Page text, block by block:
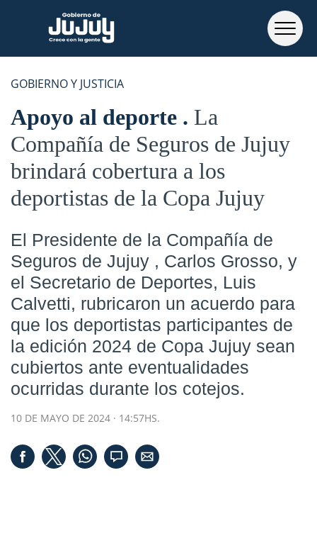
GOBIERNO Y JUSTICIA
Apoyo al deporte
La
Compañía de Seguros de Jujuy
brindará cobertura a los
deportistas de la Copa Jujuy
El Presidente de la Compañía de
Seguros de Jujuy , Carlos Grosso, y
el Secretario de Deportes, Luis
Calvetti, rubricaron un acuerdo para
que los deportistas participantes de
la edición 2024 de Copa Jujuy sean
cubiertos ante eventualidades
ocurridas durante los cotejos.
10 DE MAYO DE 2024 · 14:57HS.